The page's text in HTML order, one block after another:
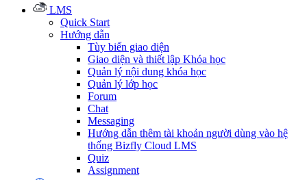
LMS
Quick Start
Hướng dẫn
Tùy biến giao diện
Giao diện và thiết lập Khóa học
Quản lý nội dung khóa học
Quản lý lớp học
Forum
Chat
Messaging
Hướng dẫn thêm tài khoản người dùng vào hệ
thống Bizfly Cloud LMS
Quiz
Assignment